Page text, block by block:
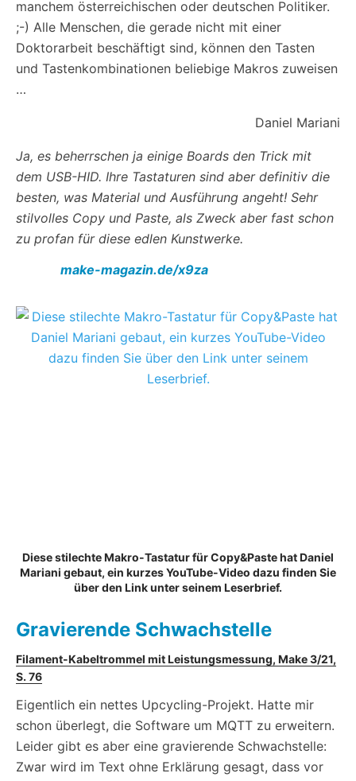
manchem österreichischen oder deutschen Politiker.
;-) Alle Menschen, die gerade nicht mit einer
Doktorarbeit beschäftigt sind, können den Tasten
und Tastenkombinationen beliebige Makros zuweisen
…
Daniel Mariani
Ja, es beherrschen ja einige Boards den Trick mit
dem USB-HID. Ihre Tastaturen sind aber definitiv die
besten, was Material und Ausführung angeht! Sehr
stilvolles Copy und Paste, als Zweck aber fast schon
zu profan für diese edlen Kunstwerke.
make-magazin.de/x9za
Diese stilechte Makro-Tastatur für Copy&Paste hat Daniel
Mariani gebaut, ein kurzes YouTube-Video dazu finden Sie
über den Link unter seinem Leserbrief.
Gravierende Schwachstelle
Filament-Kabeltrommel mit Leistungsmessung, Make 3/21,
S. 76
Eigentlich ein nettes Upcycling-Projekt. Hatte mir
schon überlegt, die Software um MQTT zu erweitern.
Leider gibt es aber eine gravierende Schwachstelle:
Zwar wird im Text ohne Erklärung gesagt, dass vor